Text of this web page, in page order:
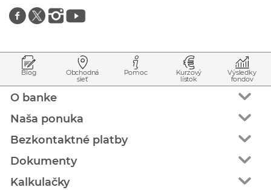
Znajdź nas na facebooku
Znajdź nas na twitterze
Znajdź nas na instagramie
Znajdź nas na youtube
Blog Obchodná
sieť
Pomoc Kurzový
lístok
Výsledky
fondov
O banke
Naša ponuka
Bezkontaktné platby
Dokumenty
Kalkulačky